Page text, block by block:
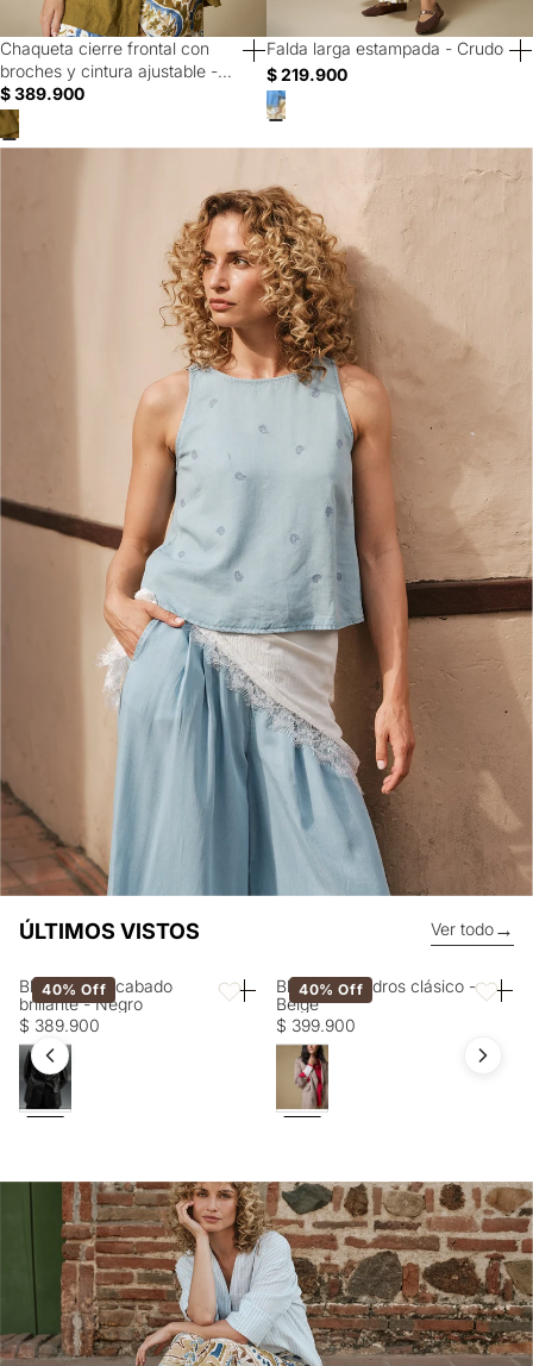
40% Off
Chaqueta cierre frontal con
broches y cintura ajustable -
Verde
$ 389.900
40% Off
Falda larga estampada - Crudo
$ 219.900
ÚLTIMOS VISTOS Ver todo→
40% Off Favoritos
Blazer con acabado
brillante - Negro
$ 389.900
40% Off
Blazer a cuadros clásico -
Beige
$ 399.900